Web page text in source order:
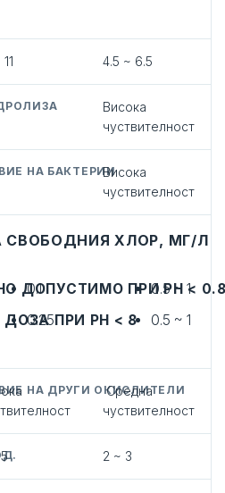
4.5 ~ 6.5
Висока
чуствителност
НА БАКТЕРИИВисока
чуствителност
ХЛОР, МГ/Л
ДОПУСТИМО ПРИ PH <
ПРИ PH < 8
0.1
0.25
0.5 ~ 1
0.5 ~ 1
НА ДРУГИ ОКИСЛИТЕЛИ
Средна
чуствителност
2 ~ 3